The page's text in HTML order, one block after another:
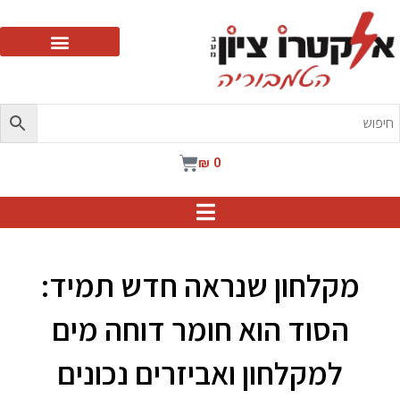
₪ 0
עגלת
מקלחון שנראה חדש תמיד:
הסוד הוא חומר דוחה מים
למקלחון ואביזרים נכונים